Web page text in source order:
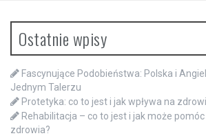
Ostatnie wpisy
Fascynujące Podobieństwa: Polska i
Jednym Talerzu
Protetyka: co to jest i jak wpływa na
Rehabilitacja – co to jest i jak może
zdrowia?